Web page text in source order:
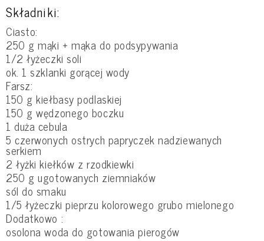
Składniki:
Ciasto:
250 g mąki + mąka do podsypywania
1/2 łyżeczki soli
ok. 1 szklanki gorącej wody
Farsz:
150 g kiełbasy podlaskiej
150 g wędzonego boczku
1 duża cebula
5 czerwonych ostrych papryczek nadziewanych
serkiem
2 łyżki kiełków z rzodkiewki
250 g ugotowanych ziemniaków
sól do smaku
1/5 łyżeczki pieprzu kolorowego grubo mielonego
Dodatkowo :
osolona woda do gotowania pierogów